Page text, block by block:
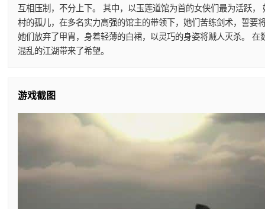
互相压制，不分上下。 其中，以玉莲道馆为首的女侠们最为活跃
村的孤儿，在多名实力高强的馆主的带领下，她们苦练剑术，誓要
她们放弃了甲胄，身着轻薄的白裙，以灵巧的身姿将贼人灭杀。 在
混乱的江湖带来了希望。
游戏截图